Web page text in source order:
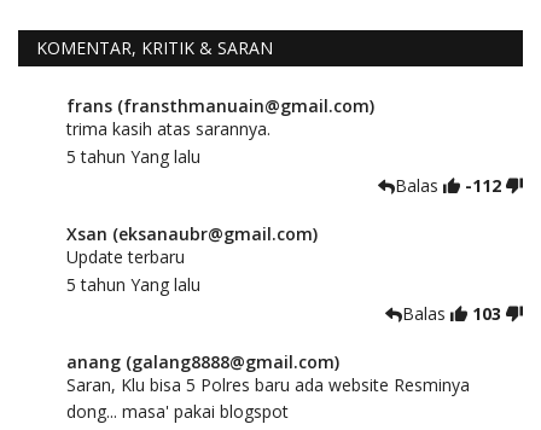
KOMENTAR, KRITIK & SARAN
frans (fransthmanuain@gmail.com)
trima kasih atas sarannya.
5 tahun Yang lalu
Balas
-112
Xsan (eksanaubr@gmail.com)
Update terbaru
5 tahun Yang lalu
Balas
103
anang (galang8888@gmail.com)
Saran, Klu bisa 5 Polres baru ada website Resminya
dong... masa' pakai blogspot